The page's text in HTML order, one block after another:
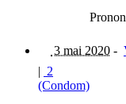
3 mai 2020 -
| 2
(Condom)